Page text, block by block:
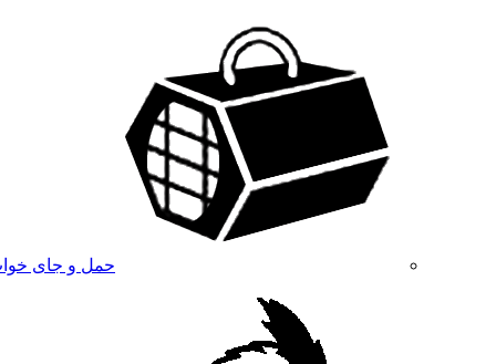
حمل و جای